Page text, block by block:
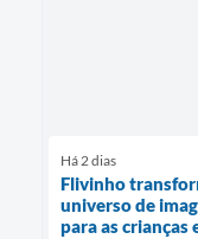
Há 2 dias
Flivinho
universo de
para as crianças